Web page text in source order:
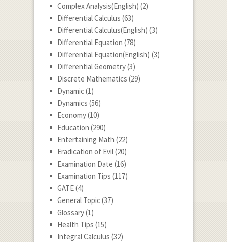
Complex Analysis(English) (2)
Differential Calculus (63)
Differential Calculus(English) (3)
Differential Equation (78)
Differential Equation(English) (3)
Differential Geometry(3)
Discrete Mathematics (29)
Dynamic(1)
Dynamics (56)
Economy(10)
Education (290)
Entertaining Math (22)
Eradication of Evil(20)
Examination Date (16)
Examination Tips (117)
GATE(4)
General Topic(37)
Glossary(1)
Health Tips (15)
Integral Calculus (32)